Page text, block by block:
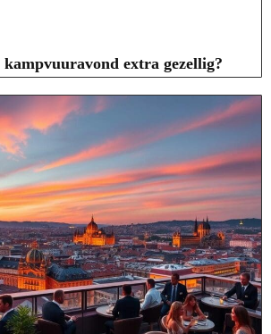
kampvuuravond extra gezellig?